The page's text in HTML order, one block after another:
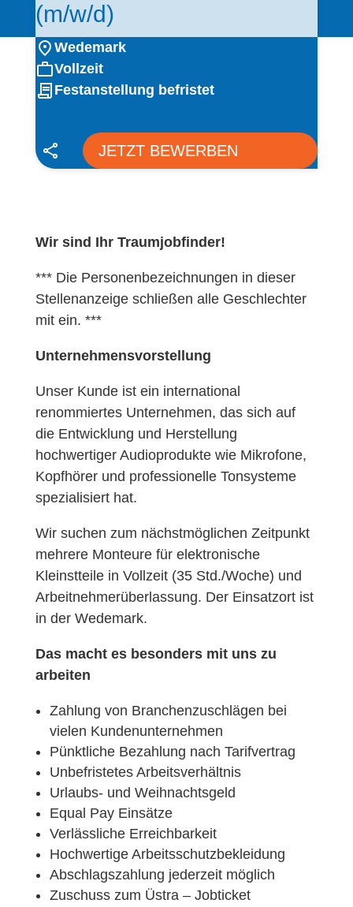
(m/w/d)
Wedemark
Vollzeit
Festanstellung befristet
JETZT BEWERBEN
Wir sind Ihr Traumjobfinder!
*** Die Personenbezeichnungen in dieser
Stellenanzeige schließen alle Geschlechter
mit ein. ***
Unternehmensvorstellung
Unser Kunde ist ein international
renommiertes Unternehmen, das sich auf
die Entwicklung und Herstellung
hochwertiger Audioprodukte wie Mikrofone,
Kopfhörer und professionelle Tonsysteme
spezialisiert hat.
Wir suchen zum nächstmöglichen Zeitpunkt
mehrere Monteure für elektronische
Kleinstteile in Vollzeit (35 Std./Woche) und
Arbeitnehmerüberlassung. Der Einsatzort ist
in der Wedemark.
Das macht es besonders mit uns zu
arbeiten
Zahlung von Branchenzuschlägen bei
vielen Kundenunternehmen
Pünktliche Bezahlung nach Tarifvertrag
Unbefristetes Arbeitsverhältnis
Urlaubs- und Weihnachtsgeld
Equal Pay Einsätze
Verlässliche Erreichbarkeit
Hochwertige Arbeitsschutzbekleidung
Abschlagszahlung jederzeit möglich
Zuschuss zum Üstra – Jobticket